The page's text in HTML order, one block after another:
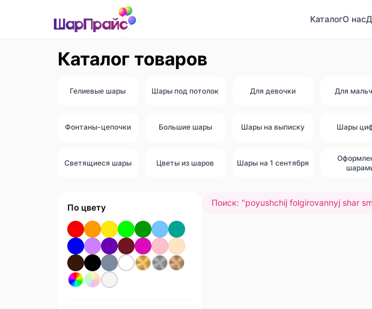
КаталогО нас
Каталог товаров
Гелиевые шары Шары под потолок Для девочки Для
Фонтаны-цепочки Большие шары Шары на выписку Шары
Светящиеся шары Цветы из шаров Шары на 1 сентября
По цвету Поиск: "poyushchij folgirovannyj shar